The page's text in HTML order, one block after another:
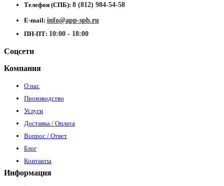
Телефон (СПБ): 8 (812) 984-54-58
E-mail: info@app-spb.ru
ПН-ПТ: 10:00 - 18:00
Соцсети
Компания
О нас
Производство
Услуги
Доставка / Оплата
Вопрос / Ответ
Блог
Контакты
Информация